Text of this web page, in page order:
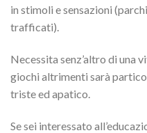
in stimoli e sensazioni
trafficati).
Necessita senz’altro di una
giochi altrimenti sarà
triste ed apatico.
Se sei interessato